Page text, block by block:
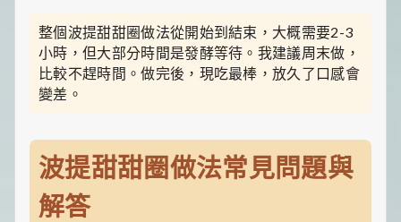
整個波提甜甜圈做法從開始到結束，大概需要2-3
小時，但大部分時間是發酵等待。我建議周末做，
比較不趕時間。做完後，現吃最棒，放久了口感會
變差。
波提甜甜圈做法常見問題與
解答